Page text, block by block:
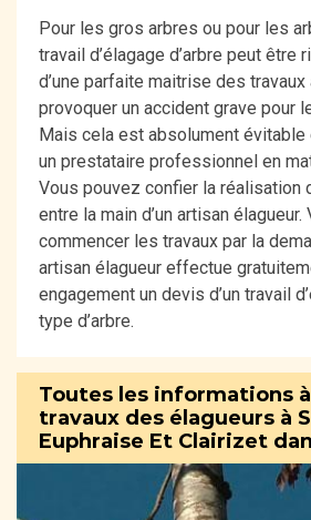
Pour les gros arbres ou pour les
travail d’élagage d’arbre peut être
d’une parfaite maitrise des
provoquer un accident grave pour
Mais cela est absolument évitable
un prestataire professionnel en
Vous pouvez confier la réalisation
entre la main d’un artisan
commencer les travaux par la
artisan élagueur effectue
engagement un devis d’un travail
type d’arbre.
Toutes les informations
travaux des élagueurs à
Euphraise Et Clairizet